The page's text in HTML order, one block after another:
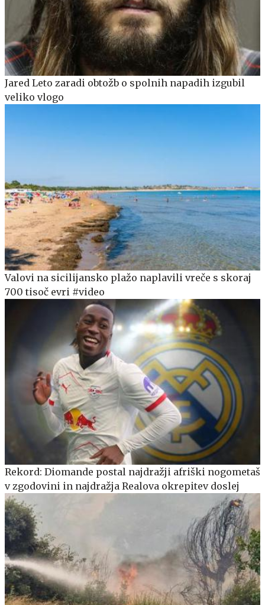
Jared Leto zaradi obtožb o spolnih napadih izgubil
veliko vlogo
Valovi na sicilijansko plažo naplavili vreče s skoraj
700 tisoč evri #video
Rekord: Diomande postal najdražji afriški nogometaš
v zgodovini in najdražja Realova okrepitev doslej